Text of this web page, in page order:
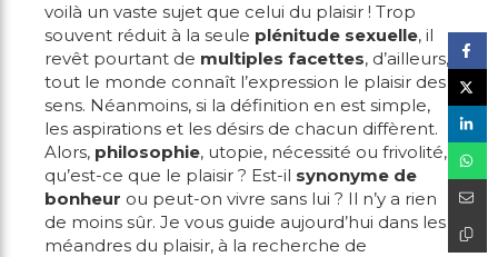
voilà un vaste sujet que celui du plaisir ! Trop
souvent réduit à la seule plénitude sexuelle, il
revêt pourtant de multiples facettes, d’ailleurs,
tout le monde connaît l’expression le plaisir des
sens. Néanmoins, si la définition en est simple,
les aspirations et les désirs de chacun diffèrent.
Alors, philosophie, utopie, nécessité ou frivolité,
qu’est-ce que le plaisir ? Est-il synonyme de
bonheur ou peut-on vivre sans lui ? Il n’y a rien
de moins sûr. Je vous guide aujourd’hui dans les
méandres du plaisir, à la recherche de